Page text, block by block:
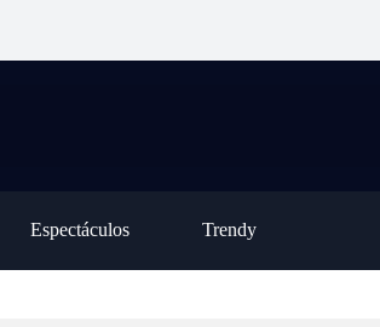
Oliveros
Espectáculos Trendy